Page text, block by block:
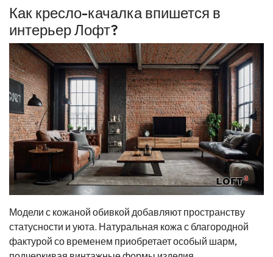
Как кресло-качалка впишется в
интерьер Лофт?
Модели с кожаной обивкой добавляют пространству
статусности и уюта. Натуральная кожа с благородной
фактурой со временем приобретает особый шарм,